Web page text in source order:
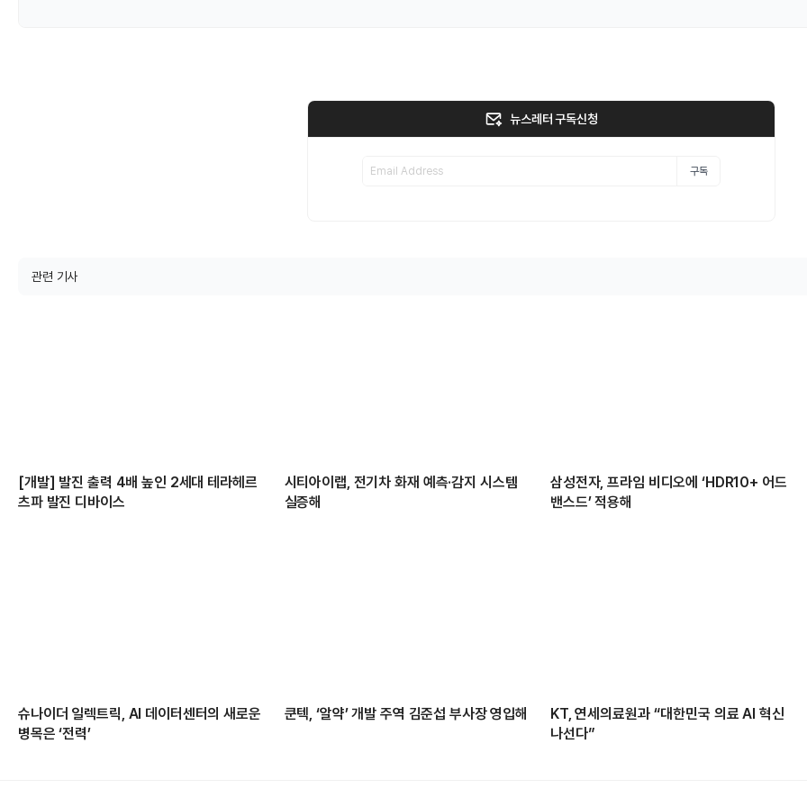
뉴스레터 구독신청
구독
관련 기사
[개발] 발진 출력 4배 높인 2세대 테라헤르
츠파 발진 디바이스
시티아이랩, 전기차 화재 예측·감지 시스템
실증해
삼성전자, 프라임 비디오에 ‘HDR10+ 어드
밴스드’ 적용해
슈나이더 일렉트릭, AI 데이터센터의 새로운
병목은 ‘전력’
쿤텍, ‘알약’ 개발 주역 김준섭 부사장 영입해
KT, 연세의료원과 “대한민국 의료 AI 혁신
나선다”